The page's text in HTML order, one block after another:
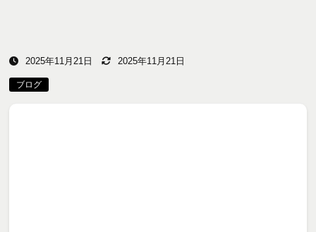
2025年11月21日 2025年11月21日
ブログ